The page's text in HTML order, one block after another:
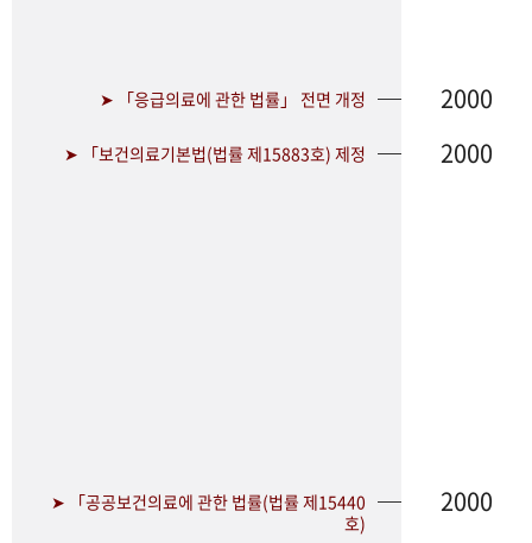
➤ 「응급의료에 관한 법률」 전면 개정 2000
➤ 「보건의료기본법(법률 제15883호) 제정 2000
➤ 「공공보건의료에 관한 법률(법률 제15440
호)
2000